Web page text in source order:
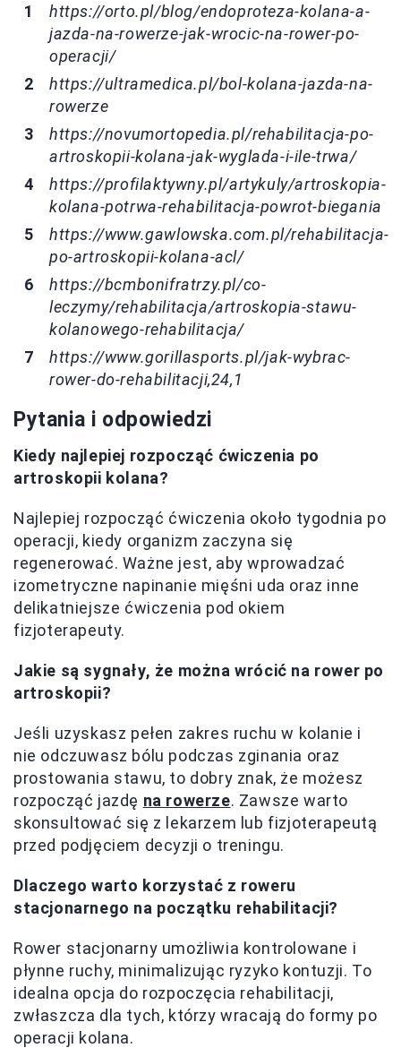
https://orto.pl/blog/endoproteza-kolana-a-
jazda-na-rowerze-jak-wrocic-na-rower-po-
operacji/
https://ultramedica.pl/bol-kolana-jazda-na-
rowerze
https://novumortopedia.pl/rehabilitacja-po-
artroskopii-kolana-jak-wyglada-i-ile-trwa/
https://profilaktywny.pl/artykuly/artroskopia-
kolana-potrwa-rehabilitacja-powrot-biegania
https://www.gawlowska.com.pl/rehabilitacja-
po-artroskopii-kolana-acl/
https://bcmbonifratrzy.pl/co-
leczymy/rehabilitacja/artroskopia-stawu-
kolanowego-rehabilitacja/
https://www.gorillasports.pl/jak-wybrac-
rower-do-rehabilitacji,24,1
Pytania i odpowiedzi
Kiedy najlepiej rozpocząć ćwiczenia po
artroskopii kolana?
Najlepiej rozpocząć ćwiczenia około tygodnia po
operacji, kiedy organizm zaczyna się
regenerować. Ważne jest, aby wprowadzać
izometryczne napinanie mięśni uda oraz inne
delikatniejsze ćwiczenia pod okiem
fizjoterapeuty.
Jakie są sygnały, że można wrócić na rower po
artroskopii?
Jeśli uzyskasz pełen zakres ruchu w kolanie i
nie odczuwasz bólu podczas zginania oraz
prostowania stawu, to dobry znak, że możesz
rozpocząć jazdę na rowerze. Zawsze warto
skonsultować się z lekarzem lub fizjoterapeutą
przed podjęciem decyzji o treningu.
Dlaczego warto korzystać z roweru
stacjonarnego na początku rehabilitacji?
Rower stacjonarny umożliwia kontrolowane i
płynne ruchy, minimalizując ryzyko kontuzji. To
idealna opcja do rozpoczęcia rehabilitacji,
zwłaszcza dla tych, którzy wracają do formy po
operacji kolana.